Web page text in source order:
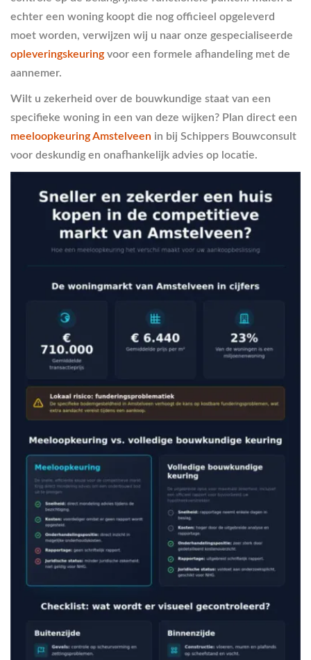
echter een woning koopt die nog officieel opgeleverd
moet worden, verwijzen wij u naar onze gespecialiseerde
opleveringskeuring voor een formele afhandeling met de
aannemer.
Wilt u zekerheid over de bouwkundige staat van een
specifieke woning in een van deze wijken? Plan direct een
meeloopkeuring Amstelveen in bij Schippers Bouwconsult
voor deskundig en onafhankelijk advies op locatie.